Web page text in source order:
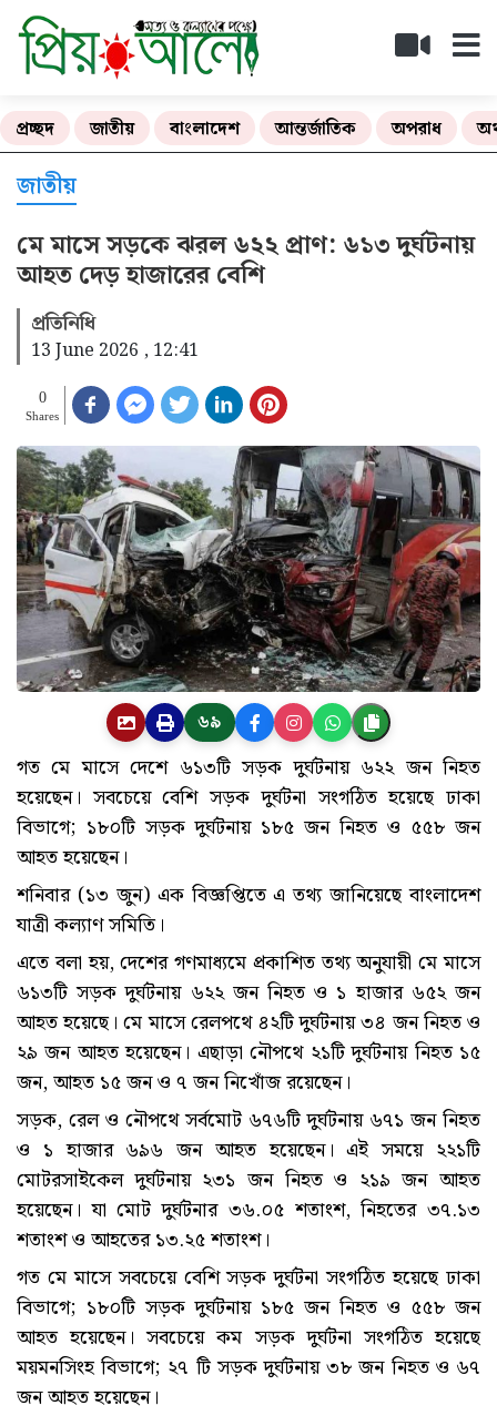
প্রচ্ছদ জাতীয় বাংলাদেশ আন্তর্জাতিক অপরাধ
জাতীয়
মে মাসে সড়কে ঝরল ৬২২ প্রাণ: ৬১৩ দুর্ঘটনায়
আহত দেড় হাজারের বেশি
প্রতিনিধি
13 June 2026 , 12:41
0
Shares
৬৯
গত মে মাসে দেশে ৬১৩টি সড়ক দুর্ঘটনায় ৬২২ জন নিহত
হয়েছেন। সবচেয়ে বেশি সড়ক দুর্ঘটনা সংগঠিত হয়েছে ঢাকা
বিভাগে; ১৮০টি সড়ক দুর্ঘটনায় ১৮৫ জন নিহত ও ৫৫৮ জন
আহত হয়েছেন।
শনিবার (১৩ জুন) এক বিজ্ঞপ্তিতে এ তথ্য জানিয়েছে বাংলাদেশ
যাত্রী কল্যাণ সমিতি।
এতে বলা হয়, দেশের গণমাধ্যমে প্রকাশিত তথ্য অনুযায়ী মে মাসে
৬১৩টি সড়ক দুর্ঘটনায় ৬২২ জন নিহত ও ১ হাজার ৬৫২ জন
আহত হয়েছে। মে মাসে রেলপথে ৪২টি দুর্ঘটনায় ৩৪ জন নিহত ও
২৯ জন আহত হয়েছেন। এছাড়া নৌপথে ২১টি দুর্ঘটনায় নিহত ১৫
জন, আহত ১৫ জন ও ৭ জন নিখোঁজ রয়েছেন।
সড়ক, রেল ও নৌপথে সর্বমোট ৬৭৬টি দুর্ঘটনায় ৬৭১ জন নিহত
ও ১ হাজার ৬৯৬ জন আহত হয়েছেন। এই সময়ে ২২১টি
মোটরসাইকেল দুর্ঘটনায় ২৩১ জন নিহত ও ২১৯ জন আহত
হয়েছেন। যা মোট দুর্ঘটনার ৩৬.০৫ শতাংশ, নিহতের ৩৭.১৩
শতাংশ ও আহতের ১৩.২৫ শতাংশ।
গত মে মাসে সবচেয়ে বেশি সড়ক দুর্ঘটনা সংগঠিত হয়েছে ঢাকা
বিভাগে; ১৮০টি সড়ক দুর্ঘটনায় ১৮৫ জন নিহত ও ৫৫৮ জন
আহত হয়েছেন। সবচেয়ে কম সড়ক দুর্ঘটনা সংগঠিত হয়েছে
ময়মনসিংহ বিভাগে; ২৭ টি সড়ক দুর্ঘটনায় ৩৮ জন নিহত ও ৬৭
জন আহত হয়েছেন।